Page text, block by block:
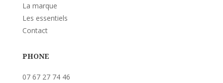
La marque
Les essentiels
Contact
PHONE
07 67 27 74 46